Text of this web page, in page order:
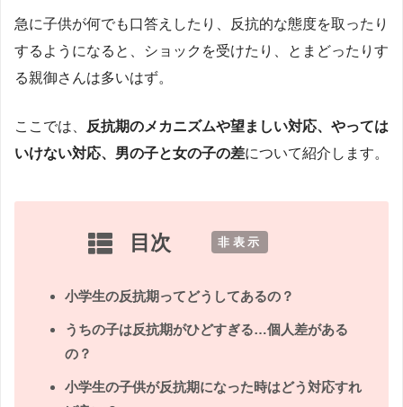
急に子供が何でも口答えしたり、反抗的な態度を取ったり
するようになると、ショックを受けたり、とまどったりす
る親御さんは多いはず。
ここでは、
反抗期のメカニズムや望ましい対応、やっては
いけない対応、男の子と女の子の差について紹介します。
目次 [非表示
小学生の反抗期ってどうしてあるの？
うちの子は反抗期がひどすぎる…個人差がある
の？
小学生の子供が反抗期になった時はどう対応すれ